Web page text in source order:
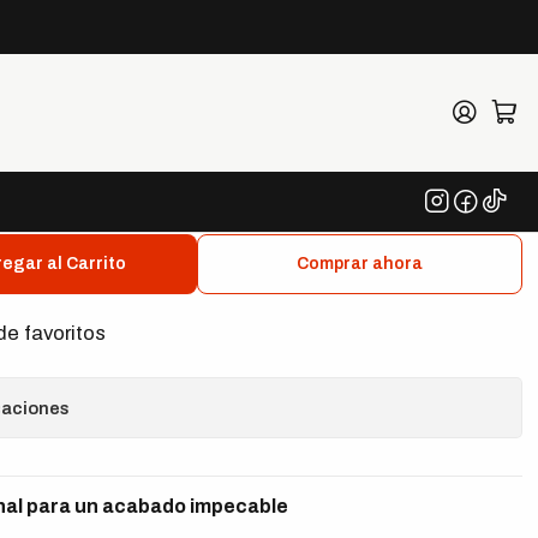
x 16 (Pack x3)
Professional Grade
24 x 16 (Pack x3)
al Carrito Comprar ahora
favoritos
para un acabado impecable